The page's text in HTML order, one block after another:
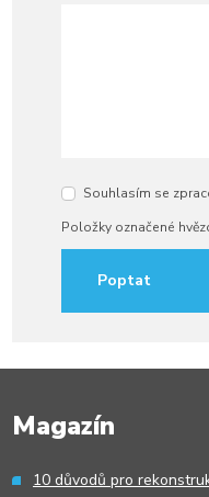
Souhlasím
zpracováním
osobních
Souhlasím se
Položky označené
Poptat
se
odeslat.
Magazín
10 důvodů pro